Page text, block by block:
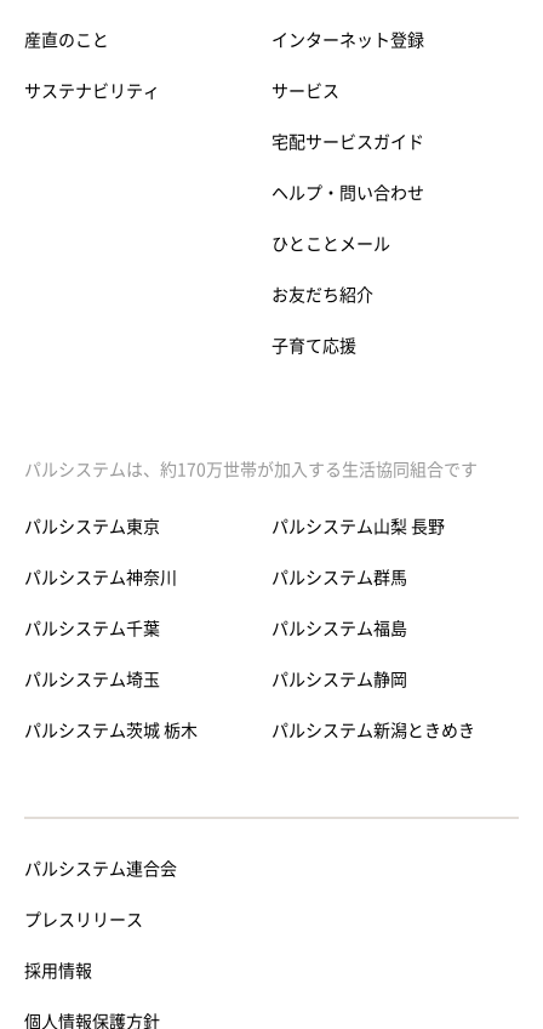
産直のこと
サステナビリティ
インターネット登録
サービス
宅配サービスガイド
ヘルプ・問い合わせ
ひとことメール
お友だち紹介
子育て応援
パルシステムは、約170万世帯が加入する生活協同組合です
パルシステム東京
パルシステム神奈川
パルシステム千葉
パルシステム埼玉
パルシステム茨城 栃木
パルシステム山梨 長野
パルシステム群馬
パルシステム福島
パルシステム静岡
パルシステム新潟ときめき
パルシステム連合会
プレスリリース
採用情報
個人情報保護方針